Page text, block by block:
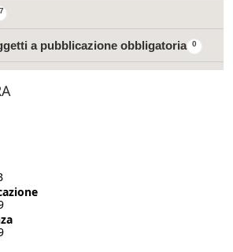
0
a pubblicazione obbligatoria